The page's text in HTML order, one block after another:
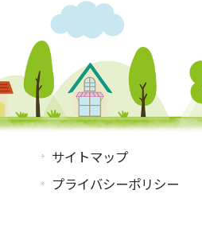
サイトマップ
プライバシーポリシー